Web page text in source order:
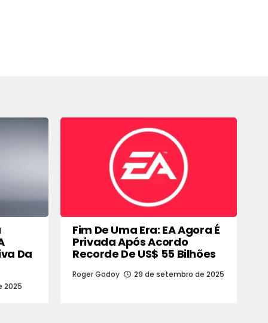
Da
2025
Fim De Uma Era: EA Agora É
Privada Após Acordo
Recorde De US$ 55 Bilhões
Roger Godoy 29 de setembro de 2025